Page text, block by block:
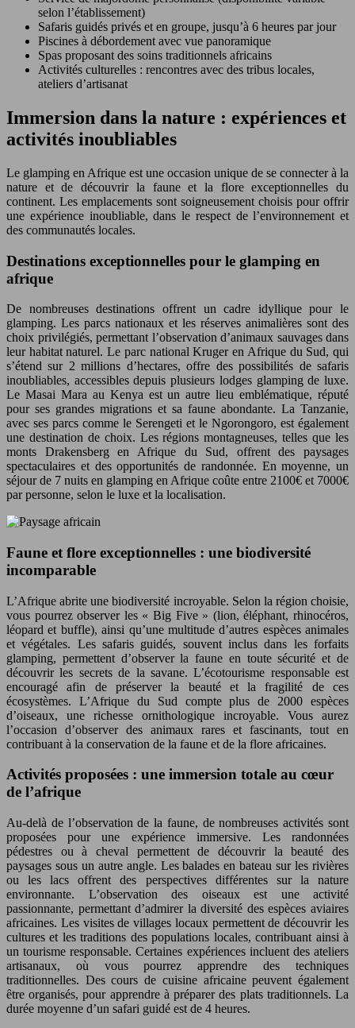
selon l’établissement)
Safaris guidés privés et en groupe, jusqu’à 6 heures par jour
Piscines à débordement avec vue panoramique
Spas proposant des soins traditionnels africains
Activités culturelles : rencontres avec des tribus locales,
ateliers d’artisanat
Immersion dans la nature : expériences et
activités inoubliables
Le glamping en Afrique est une occasion unique de se connecter à la
nature et de découvrir la faune et la flore exceptionnelles du
continent. Les emplacements sont soigneusement choisis pour offrir
une expérience inoubliable, dans le respect de l’environnement et
des communautés locales.
Destinations exceptionnelles pour le glamping en
afrique
De nombreuses destinations offrent un cadre idyllique pour le
glamping. Les parcs nationaux et les réserves animalières sont des
choix privilégiés, permettant l’observation d’animaux sauvages dans
leur habitat naturel. Le parc national Kruger en Afrique du Sud, qui
s’étend sur 2 millions d’hectares, offre des possibilités de safaris
inoubliables, accessibles depuis plusieurs lodges glamping de luxe.
Le Masai Mara au Kenya est un autre lieu emblématique, réputé
pour ses grandes migrations et sa faune abondante. La Tanzanie,
avec ses parcs comme le Serengeti et le Ngorongoro, est également
une destination de choix. Les régions montagneuses, telles que les
monts Drakensberg en Afrique du Sud, offrent des paysages
spectaculaires et des opportunités de randonnée. En moyenne, un
séjour de 7 nuits en glamping en Afrique coûte entre 2100€ et 7000€
par personne, selon le luxe et la localisation.
Faune et flore exceptionnelles : une biodiversité
incomparable
L’Afrique abrite une biodiversité incroyable. Selon la région choisie,
vous pourrez observer les « Big Five » (lion, éléphant, rhinocéros,
léopard et buffle), ainsi qu’une multitude d’autres espèces animales
et végétales. Les safaris guidés, souvent inclus dans les forfaits
glamping, permettent d’observer la faune en toute sécurité et de
découvrir les secrets de la savane. L’écotourisme responsable est
encouragé afin de préserver la beauté et la fragilité de ces
écosystèmes. L’Afrique du Sud compte plus de 2000 espèces
d’oiseaux, une richesse ornithologique incroyable. Vous aurez
l’occasion d’observer des animaux rares et fascinants, tout en
contribuant à la conservation de la faune et de la flore africaines.
Activités proposées : une immersion totale au cœur
de l’afrique
Au-delà de l’observation de la faune, de nombreuses activités sont
proposées pour une expérience immersive. Les randonnées
pédestres ou à cheval permettent de découvrir la beauté des
paysages sous un autre angle. Les balades en bateau sur les rivières
ou les lacs offrent des perspectives différentes sur la nature
environnante. L’observation des oiseaux est une activité
passionnante, permettant d’admirer la diversité des espèces aviaires
africaines. Les visites de villages locaux permettent de découvrir les
cultures et les traditions des populations locales, contribuant ainsi à
un tourisme responsable. Certaines expériences incluent des ateliers
artisanaux, où vous pourrez apprendre des techniques
traditionnelles. Des cours de cuisine africaine peuvent également
être organisés, pour apprendre à préparer des plats traditionnels. La
durée moyenne d’un safari guidé est de 4 heures.